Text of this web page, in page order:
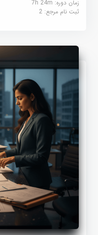
زمان دوره: 7h 24m
ثبت نام مرجع:2